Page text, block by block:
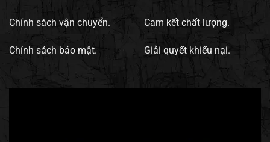
Chính sách vận chuyển.
Chính sách bảo mật.
Cam kết chất lượng.
Giải quyết khiếu nại.